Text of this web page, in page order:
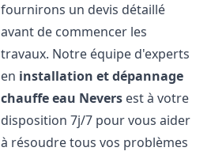
fournirons un devis détaillé
avant de commencer les
travaux. Notre équipe d'experts
en installation et dépannage
chauffe eau Nevers est à votre
disposition 7j/7 pour vous aider
à résoudre tous vos problèmes